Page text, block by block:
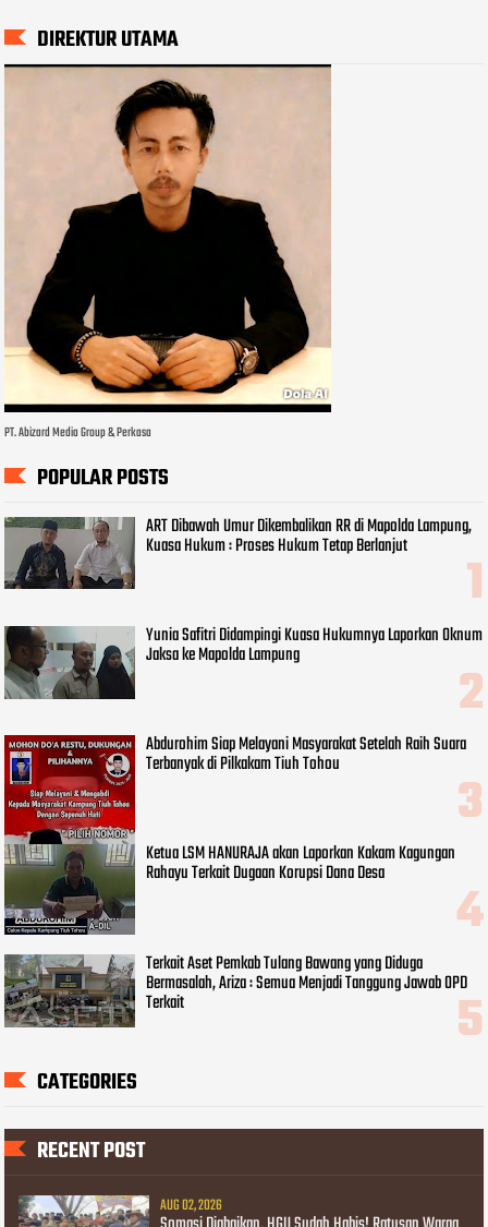
DIREKTUR UTAMA
PT. Abizard Media Group & Perkasa
POPULAR POSTS
ART Dibawah Umur Dikembalikan RR di Mapolda Lampung,
Kuasa Hukum : Proses Hukum Tetap Berlanjut
Yunia Safitri Didampingi Kuasa Hukumnya Laporkan Oknum
Jaksa ke Mapolda Lampung
Abdurohim Siap Melayani Masyarakat Setelah Raih Suara
Terbanyak di Pilkakam Tiuh Tohou
Ketua LSM HANURAJA akan Laporkan Kakam Kagungan
Rahayu Terkait Dugaan Korupsi Dana Desa
Terkait Aset Pemkab Tulang Bawang yang Diduga
Bermasalah, Ariza : Semua Menjadi Tanggung Jawab OPD
Terkait
CATEGORIES
RECENT POST
AUG 02, 2026